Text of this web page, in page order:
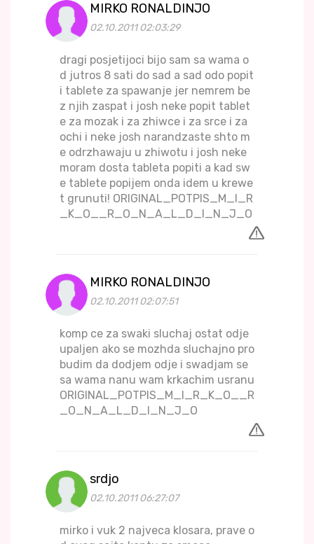
MIRKO RONALDINJO
02.10.2011 02:03:29
dragi posjetijoci bijo sam sa wama o
d jutros 8 sati do sad a sad odo popit
i tablete za spawanje jer nemrem be
z njih zaspat i josh neke popit tablet
e za mozak i za zhiwce i za srce i za
ochi i neke josh narandzaste shto m
e odrzhawaju u zhiwotu i josh neke
moram dosta tableta popiti a kad sw
e tablete popijem onda idem u krewe
t grunuti! ORIGINAL_POTPIS_M_I_R
_K_O__R_O_N_A_L_D_I_N_J_O
MIRKO RONALDINJO
02.10.2011 02:07:51
komp ce za swaki sluchaj ostat odje
upaljen ako se mozhda sluchajno pro
budim da dodjem odje i swadjam se
sa wama nanu wam krkachim usranu
ORIGINAL_POTPIS_M_I_R_K_O__R
_O_N_A_L_D_I_N_J_O
srdjo
02.10.2011 06:27:07
mirko i vuk 2 najveca klosara, prave o